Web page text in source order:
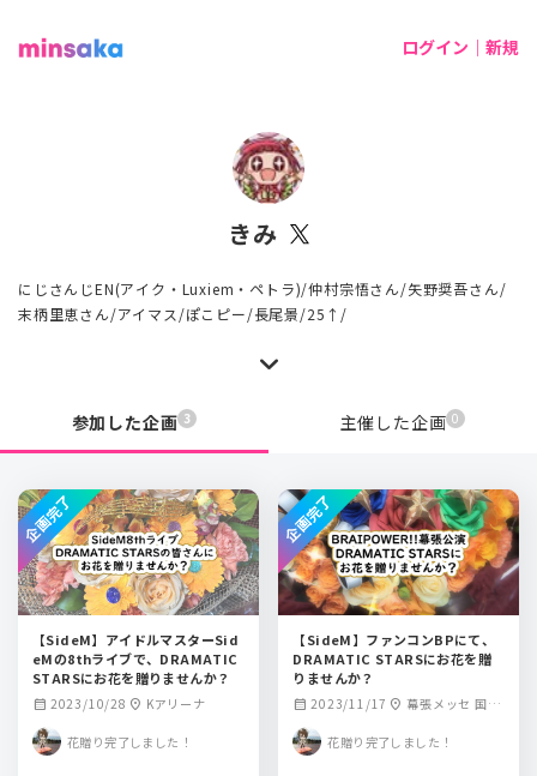
ログイン｜新規
きみ
にじさんじEN(アイク・Luxiem・ペトラ)/仲村宗悟さん/矢野奨吾さん/
末柄里恵さん/アイマス/ぽこピー/長尾景/25↑/
参加した企画 3 主催した企画 0
【SideM】アイドルマスターSid
eMの8thライブで、DRAMATIC
STARSにお花を贈りませんか？
calendar_month 2023/10/28 location_on Kアリーナ
花贈り完了しました！
企画完了
【SideM】ファンコンBPにて、
DRAMATIC STARSにお花を贈
りませんか？
calendar_month 2023/11/17 location_on 幕張メッセ 国際
花贈り完了しました！
企画完了